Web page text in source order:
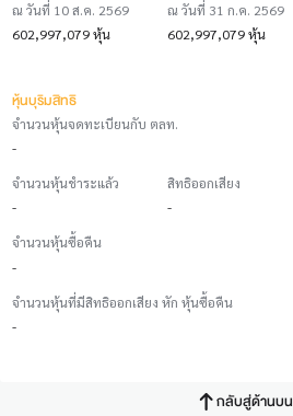
ณ วันที่ 10 ส.ค. 2569
602,997,079 หุ้น
ณ วันที่ 31 ก.ค. 2569
602,997,079 หุ้น
หุ้นบุริมสิทธิ
จำนวนหุ้นจดทะเบียนกับ ตลท.
-
จำนวนหุ้นชำระแล้ว
-
สิทธิออกเสียง
-
จำนวนหุ้นซื้อคืน
-
จำนวนหุ้นที่มีสิทธิออกเสียง หัก หุ้นซื้อคืน
-
กลับสู่ด้านบน